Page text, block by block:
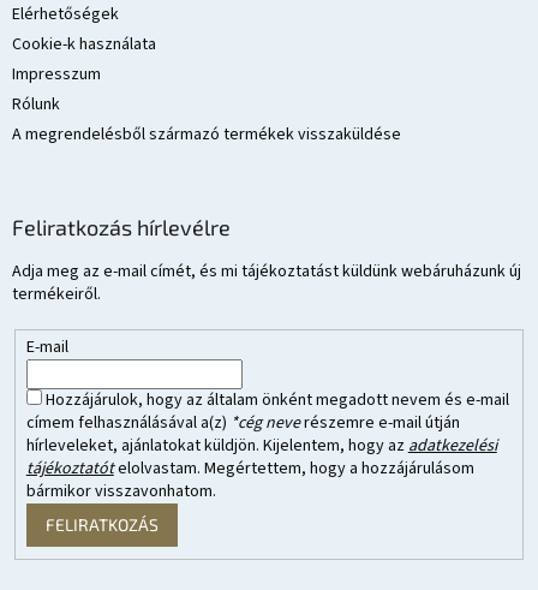
Elérhetőségek
Cookie-k használata
Impresszum
Rólunk
A megrendelésből származó termékek visszaküldése
Feliratkozás hírlevélre
Adja meg az e-mail címét, és mi tájékoztatást küldünk webáruházunk új
termékeiről.
E-mail
Hozzájárulok, hogy az általam önként megadott nevem és e-mail
címem felhasználásával a(z) *cég neverészemre e-mail útján
hírleveleket, ajánlatokat küldjön. Kijelentem, hogy az adatkezelési
tájékoztatótelolvastam. Megértettem, hogy a hozzájárulásom
bármikor visszavonhatom.
FELIRATKOZÁS